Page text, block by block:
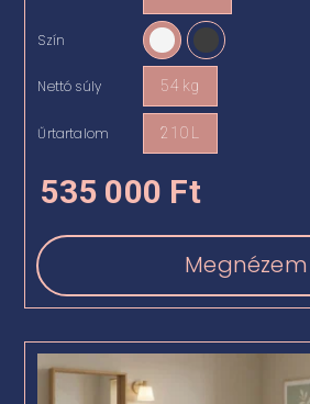
Szín
Nettó súly 54 kg
Űrtartalom 210 L
535 000 Ft
Megnézem